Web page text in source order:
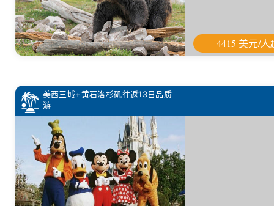
4415 美元/人
美西三城+黄石洛杉矶往返13日品质
游